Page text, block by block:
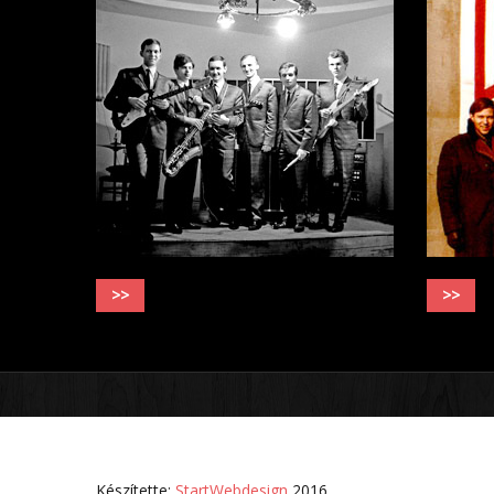
>> >>